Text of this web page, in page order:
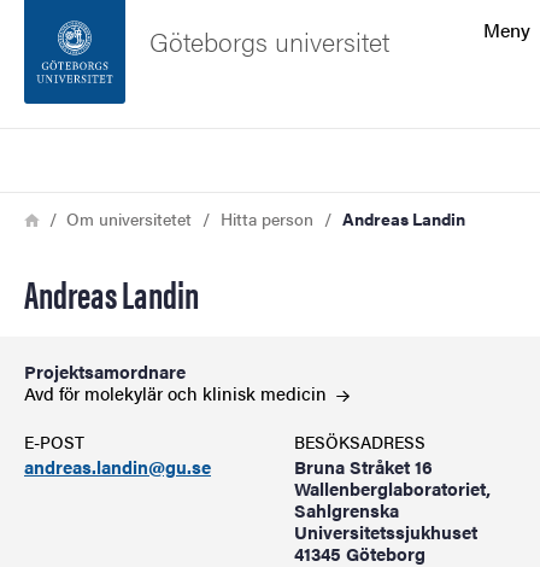
Sidfoten
Meny
Göteborgs universitet
Länkstig
HemOm universitetet Hitta person Andreas Landin
Andreas Landin
Projektsamordnare
Avd för molekylär och klinisk medicin
E-POST
andreas.landin@gu.se
BESÖKSADRESS
Bruna Stråket 16
Wallenberglaboratoriet,
Sahlgrenska
Universitetssjukhuset
41345 Göteborg